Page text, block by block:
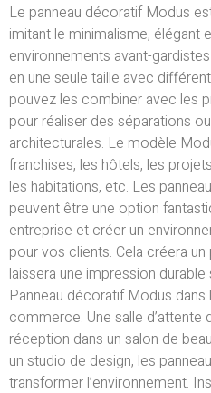
Le panneau décoratif Modus
imitant le minimalisme, élégant
environnements avant-
en une seule taille avec
pouvez les combiner avec les
pour réaliser des séparations
architecturales. Le modèle
franchises, les hôtels, les
les habitations, etc. Les
peuvent être une option
entreprise et créer un
pour vos clients. Cela créera
laissera une impression
Panneau décoratif Modus dans
commerce. Une salle d’attente
réception dans un salon de
un studio de design, les
transformer l’environnement.